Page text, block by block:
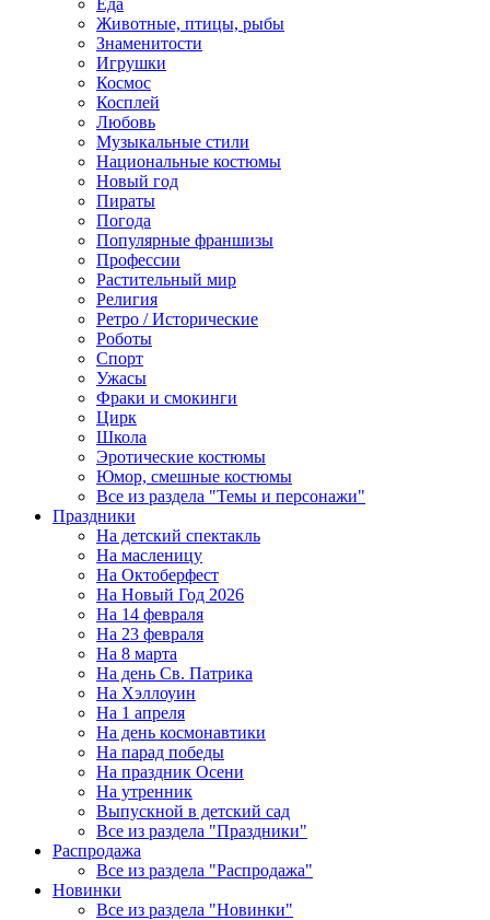
Еда
Животные, птицы, рыбы
Знаменитости
Игрушки
Космос
Косплей
Любовь
Музыкальные стили
Национальные костюмы
Новый год
Пираты
Погода
Популярные франшизы
Профессии
Растительный мир
Религия
Ретро / Исторические
Роботы
Спорт
Ужасы
Фраки и смокинги
Цирк
Школа
Эротические костюмы
Юмор, смешные костюмы
Все из раздела "Темы и персонажи"
Праздники
На детский спектакль
На масленицу
На Октоберфест
На Новый Год 2026
На 14 февраля
На 23 февраля
На 8 марта
На день Св. Патрика
На Хэллоуин
На 1 апреля
На день космонавтики
На парад победы
На праздник Осени
На утренник
Выпускной в детский сад
Все из раздела "Праздники"
Распродажа
Все из раздела "Распродажа"
Новинки
Все из раздела "Новинки"